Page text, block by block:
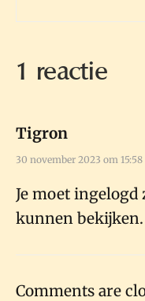
1 reactie
Tigron
30 november 2023 om 15:58
Je moet
kunnen bekijken.
Comments are